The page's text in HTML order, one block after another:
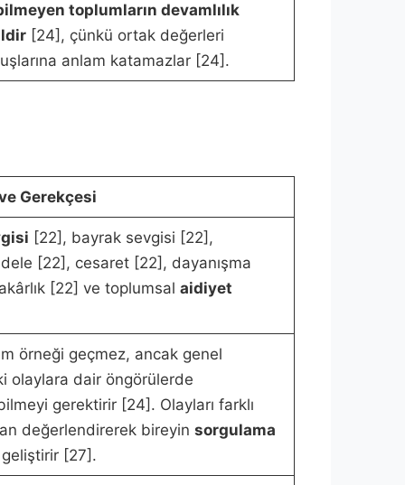
toplumların devamlılık
[24], çünkü ortak değerleri
anlam katamazlar [24].
Gerekçesi
[22], bayrak sevgisi [22],
[22], cesaret [22], dayanışma
[22] ve toplumsal aidiyet
örneği geçmez, ancak genel
olaylara dair öngörülerde
gerektirir [24]. Olayları farklı
değerlendirerek bireyin sorgulama
[27].